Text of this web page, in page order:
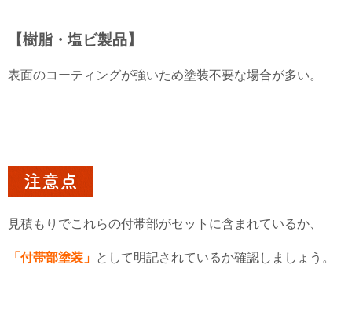
【樹脂・塩ビ製品】
表面のコーティングが強いため塗装不要な場合が多い。
注意点
見積もりでこれらの付帯部がセットに含まれているか、
「付帯部塗装」 として明記されているか確認しましょう。